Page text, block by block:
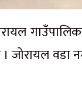
वडा